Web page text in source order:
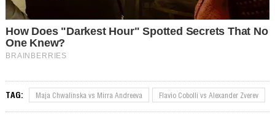
TAG: Maja Chwalinska vs Mirra Andreeva Flavio Cobolli vs Alexander Zverev